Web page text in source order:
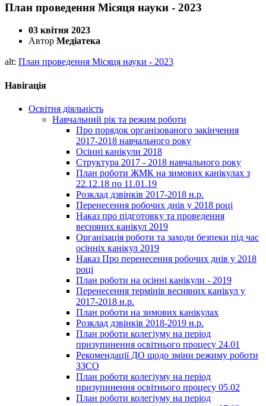
План проведення Місяця науки - 2023
03 квітня 2023
Автор Медіатека
alt: План проведення Місяця науки - 2023
Навігація
Освітня діяльність
Навчальний рік та режим роботи
Про порядок організованого закінчення
2017-2018 навчального року
Осінні канікули 2018
Структура 2017 - 2018 навчального року
План роботи ЖМК на зимових канікулах з
22.12.18 по 11.01.19
Розклад дзвінків 2017-2018 н.р.
Перенесення робочих днів у 2018 році
Наказ про підготовку та проведення
весняних канікул 2019
Організація роботи та заходи безпеки під час
осінніх канікул 2019
Наказ Про перенесення робочих днів у 2018
році
План роботи на осінні канікули - 2019
Перенесення термінів весняних канікул у
2017-2018 н.р.
План роботи на зимових канікулах
Розклад дзвінків 2018-2019 н.р.
План роботи колегіуму на період
призупинення освітнього процесу 24.01
Рекомендації ДО щодо зміни режиму роботи
ЗЗСО
План роботи колегіуму на період
призупинення освітнього процесу 05.02
План роботи колегіуму на період